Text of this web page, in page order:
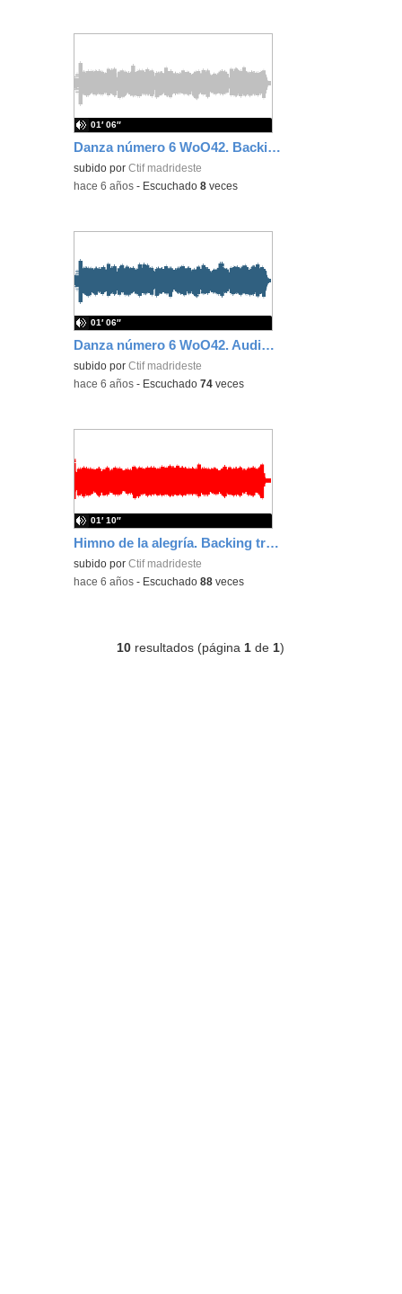
Danza número 6 WoO42. Backing track
subido porCtif madrideste
01′ 06″
-hace 6 años - Escuchado8 veces
Danza número 6 WoO42. Audio de ejemplo
subido porCtif madrideste
01′ 06″
-hace 6 años - Escuchado74 veces
Himno de la alegría. Backing track. Lento
subido porCtif madrideste
01′ 10″
-hace 6 años - Escuchado88 veces
10 resultados (página 1 de 1)